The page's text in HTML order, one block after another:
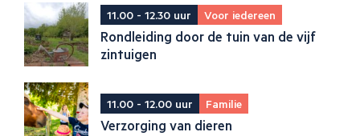
11.00 - 12.30 uur Voor iedereen
Rondleiding door de tuin van de vijf
zintuigen
11.00 - 12.00 uur Familie
Verzorging van dieren